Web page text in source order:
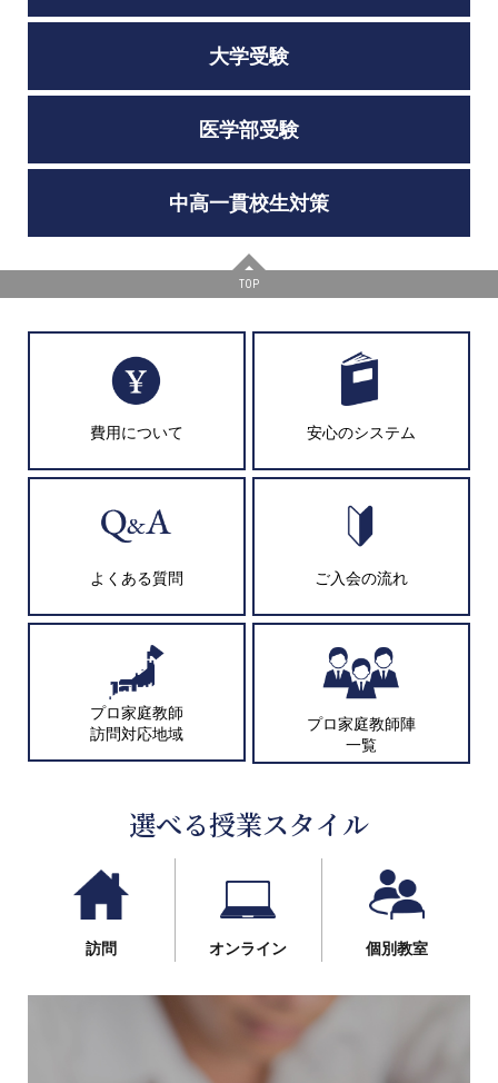
大学受験
医学部受験
中高一貫校生対策
TOP
費用について 安心のシステム
よくある質問 ご入会の流れ
プロ家庭教師
訪問対応地域
プロ家庭教師陣
一覧
選べる授業スタイル
訪問 オンライン 個別教室